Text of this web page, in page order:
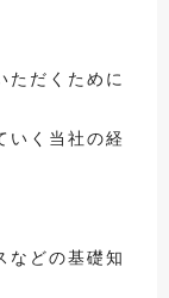
ただくために
いく当社の経
などの基礎知